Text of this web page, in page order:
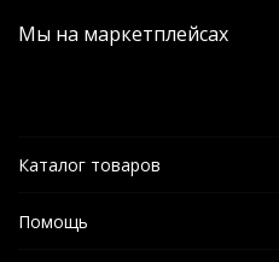
Мы на маркетплейсах
Каталог товаров
Помощь